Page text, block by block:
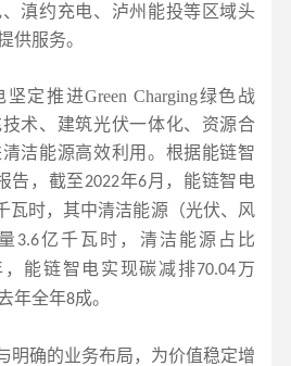
滇约充电、泸州能投等区域头
供服务。
坚定推进Green Charging绿色战
术、建筑光伏一体化、资源合
洁能源高效利用。根据能链智
告，截至2022年6月，能链智电
瓦时，其中清洁能源（光伏、风
3.6亿千瓦时，清洁能源占比
能链智电实现碳减排70.04万
年全年8成。
明确的业务布局，为价值稳定增